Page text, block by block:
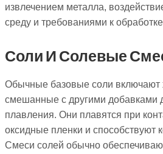
извлечением металла,
среду и требованиями к
Соли И Солевые
Обычные базовые соли
смешанные с другими добавками
плавления. Они плавятся при
оксидные пленки и способствуют
Смеси солей обычно